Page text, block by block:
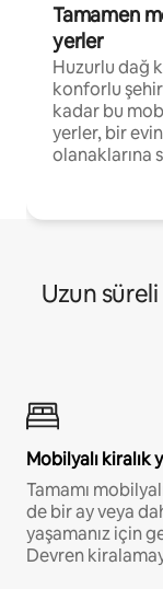
Tamamen
yerler
Huzurlu dağ
konforlu
kadar bu
yerler, bir
olanaklarına
Uzun
Mobilyalı kiralık
Tamamı
de bir ay veya
yaşamanız için
Devren